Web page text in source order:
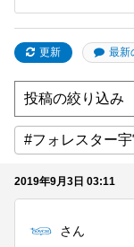
更新 最新
2019年9月3日 03:11
さん